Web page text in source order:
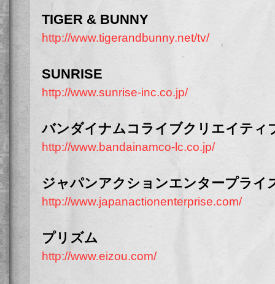
TIGER & BUNNY
http://www.tigerandbunny.net/tv/
SUNRISE
http://www.sunrise-inc.co.jp/
バンダイナムコライブクリエイティ
http://www.bandainamco-lc.co.jp/
ジャパンアクションエンタープライ
http://www.japanactionenterprise.com/
プリズム
http://www.eizou.com/